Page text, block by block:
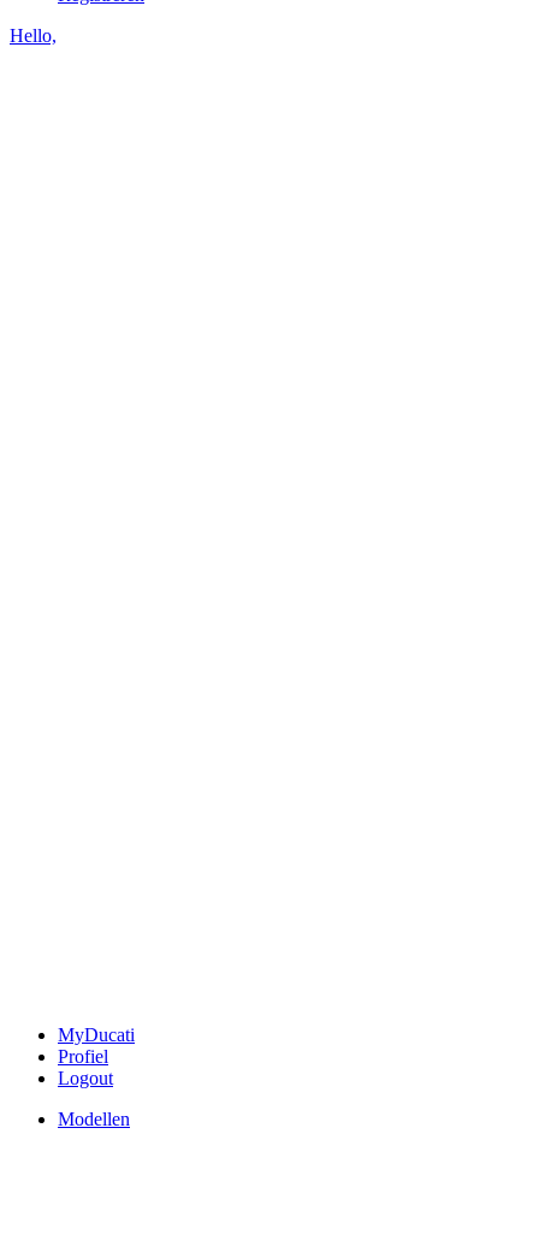
Hello,
MyDucati
Profiel
Logout
Modellen